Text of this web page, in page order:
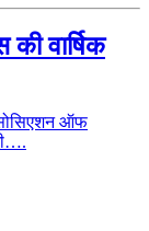
वार्षिक
ऑफ